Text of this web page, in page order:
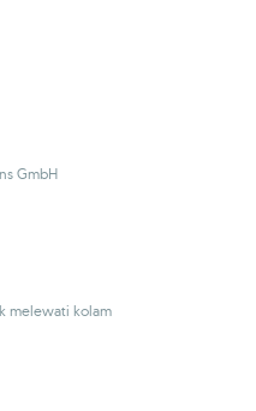
GmbH
melewati kolam